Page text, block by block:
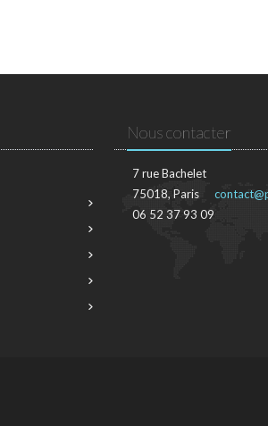
Nous contacter
7 rue Bachelet
75018, Paris
06 52 37 93 09